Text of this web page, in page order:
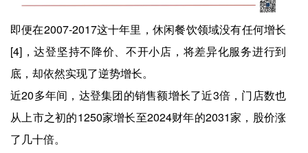
即便在2007-2017这十年里，休闲餐饮领域没有任何增长
[4]，达登坚持不降价、不开小店，将差异化服务进行到
底，却依然实现了逆势增长。
近20多年间，达登集团的销售额增长了近3倍，门店数也
从上市之初的1250家增长至2024财年的2031家，股价涨
了几十倍。